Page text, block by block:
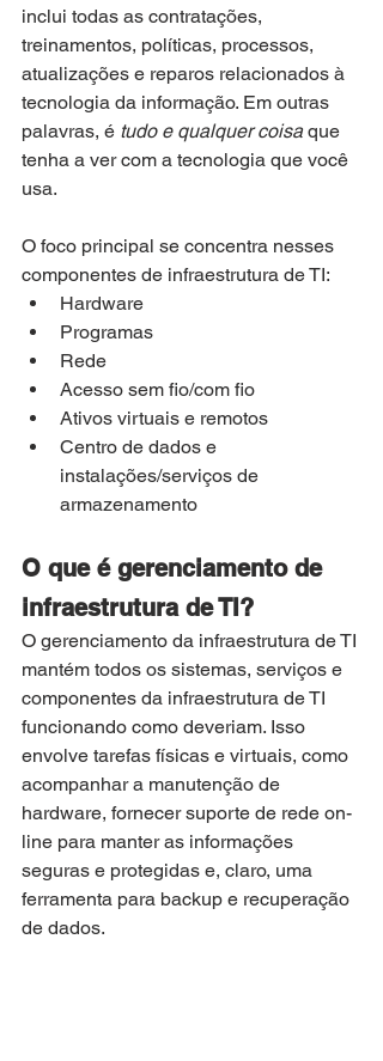
inclui todas as contratações,
treinamentos, políticas, processos,
atualizações e reparos relacionados à
tecnologia da informação. Em outras
palavras, é tudo e qualquer coisa que
tenha a ver com a tecnologia que você
usa.
O foco principal se concentra nesses
componentes de infraestrutura de TI:
Hardware
Programas
Rede
Acesso sem fio/com fio
Ativos virtuais e remotos
Centro de dados e
instalações/serviços de
armazenamento
O que é gerenciamento de
infraestrutura de TI?
O gerenciamento da infraestrutura de TI
mantém todos os sistemas, serviços e
componentes da infraestrutura de TI
funcionando como deveriam. Isso
envolve tarefas físicas e virtuais, como
acompanhar a manutenção de
hardware, fornecer suporte de rede on-
line para manter as informações
seguras e protegidas e, claro, uma
ferramenta para backup e recuperação
de dados.